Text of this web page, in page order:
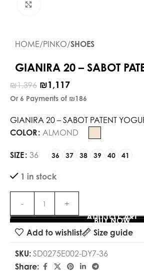
HOME PINKO SHOES
GIANIRA 20 – SABOT
₪1,396 ₪1,117
Or 6 Payments of ₪186
GIANIRA 20 – SABOT PATENT
COLOR ALMOND
SIZE 36 36 37 38 39 40 41
1 in stock
ADD TO CART
BUY NOW
Add to wishlist
Size guide
SKU: SD0275E002-DY7-36
Share: